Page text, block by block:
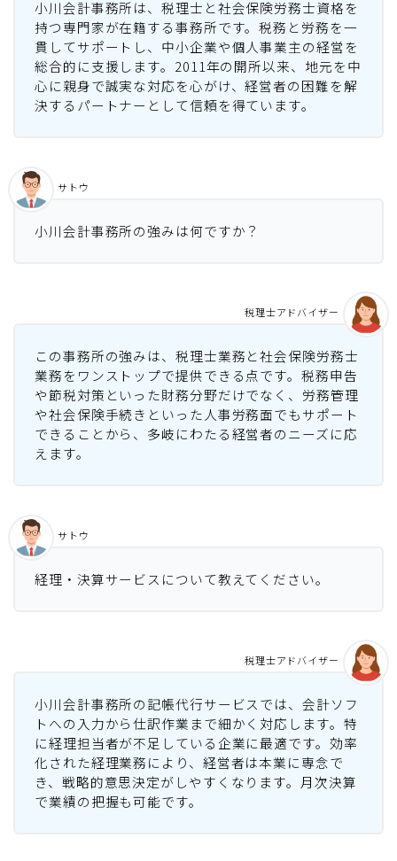
小川会計事務所は、税理士と社会保険労務士資格を
持つ専門家が在籍する事務所です。税務と労務を一
貫してサポートし、中小企業や個人事業主の経営を
総合的に支援します。2011年の開所以来、地元を中
心に親身で誠実な対応を心がけ、経営者の困難を解
決するパートナーとして信頼を得ています。
小川会計事務所の強みは何ですか？
サトウ
この事務所の強みは、税理士業務と社会保険労務士
業務をワンストップで提供できる点です。税務申告
や節税対策といった財務分野だけでなく、労務管理
や社会保険手続きといった人事労務面でもサポート
できることから、多岐にわたる経営者のニーズに応
えます。
税理士アドバイザー
経理・決算サービスについて教えてください。
サトウ
小川会計事務所の記帳代行サービスでは、会計ソフ
トへの入力から仕訳作業まで細かく対応します。特
に経理担当者が不足している企業に最適です。効率
化された経理業務により、経営者は本業に専念で
き、戦略的意思決定がしやすくなります。月次決算
で業績の把握も可能です。
税理士アドバイザー